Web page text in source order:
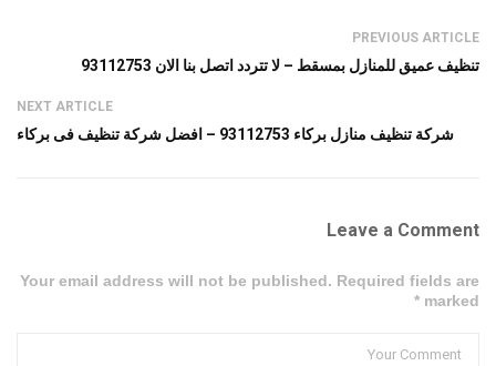
PREVIOUS ARTICLE
تنظيف عميق للمنازل بمسقط – لا تتردد اتصل بنا الان 93112753
NEXT ARTICLE
شركة تنظيف منازل بركاء 93112753 – افضل شركة تنظيف فى بركاء
Leave a Comment
Your email address will not be published. Required fields are
marked *